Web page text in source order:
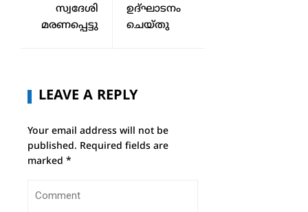
സ്വദേശി
മരണപ്പെട്ടു
ഉദ്ഘാടനം
ചെയ്തു
LEAVE A REPLY
Your email address will not be
published. Required fields are
marked *